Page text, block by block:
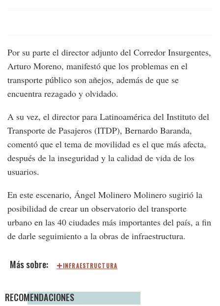
Por su parte el director adjunto del Corredor Insurgentes,
Arturo Moreno, manifestó que los problemas en el
transporte público son añejos, además de que se
encuentra rezagado y olvidado.
A su vez, el director para Latinoamérica del Instituto del
Transporte de Pasajeros (ITDP), Bernardo Baranda,
comentó que el tema de movilidad es el que más afecta,
después de la inseguridad y la calidad de vida de los
usuarios.
En este escenario, Ángel Molinero Molinero sugirió la
posibilidad de crear un observatorio del transporte
urbano en las 40 ciudades más importantes del país, a fin
de darle seguimiento a la obras de infraestructura.
INFRAESTRUCTURA
RECOMENDACIONES